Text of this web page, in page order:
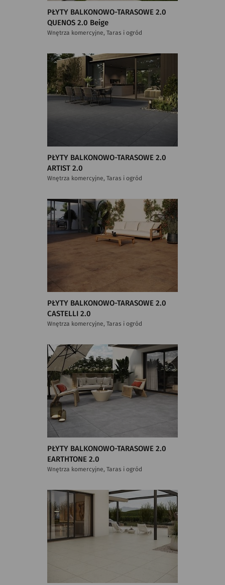
PŁYTY BALKONOWO-TARASOWE 2.0
QUENOS 2.0 Beige
Wnętrza komercyjne, Taras i ogród
PŁYTY BALKONOWO-TARASOWE 2.0
ARTIST 2.0
Wnętrza komercyjne, Taras i ogród
PŁYTY BALKONOWO-TARASOWE 2.0
CASTELLI 2.0
Wnętrza komercyjne, Taras i ogród
PŁYTY BALKONOWO-TARASOWE 2.0
EARTHTONE 2.0
Wnętrza komercyjne, Taras i ogród